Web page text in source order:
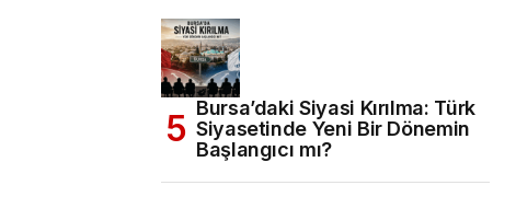
Bursa’daki Siyasi Kırılma: Türk
Siyasetinde Yeni Bir Dönemin
Başlangıcı mı?